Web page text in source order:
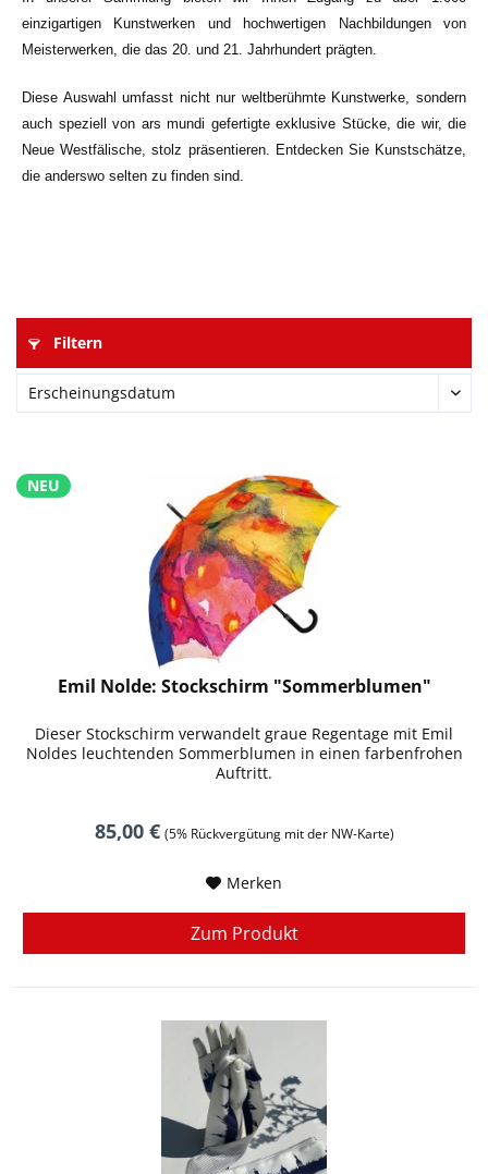
einzigartigen Kunstwerken und hochwertigen Nachbildungen von
Meisterwerken, die das 20. und 21. Jahrhundert prägten.
Diese Auswahl umfasst nicht nur weltberühmte Kunstwerke, sondern
auch speziell von ars mundi gefertigte exklusive Stücke, die wir, die
Neue Westfälische, stolz präsentieren. Entdecken Sie Kunstschätze,
die anderswo selten zu finden sind.
Filtern
NEU
Emil Nolde: Stockschirm "Sommerblumen"
Dieser Stockschirm verwandelt graue Regentage mit Emil
Noldes leuchtenden Sommerblumen in einen farbenfrohen
Auftritt.
85,00 € (5% Rückvergütung mit der NW-Karte)
Merken
Zum Produkt